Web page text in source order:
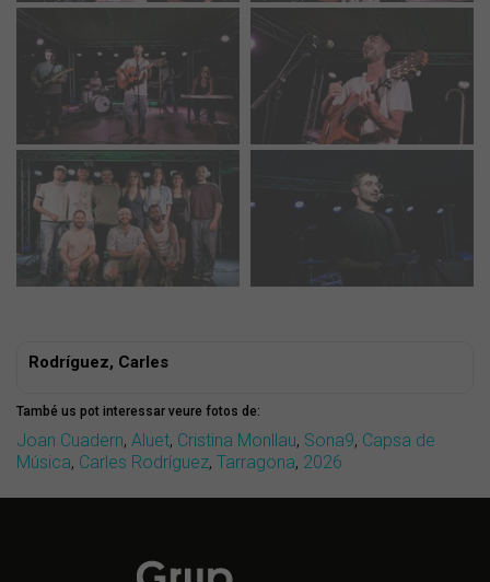
Rodríguez, Carles
També us pot interessar veure fotos de:
Joan Cuadern, Aluet, Cristina Monllau, Sona9, Capsa de
Música, Carles Rodríguez, Tarragona, 2026